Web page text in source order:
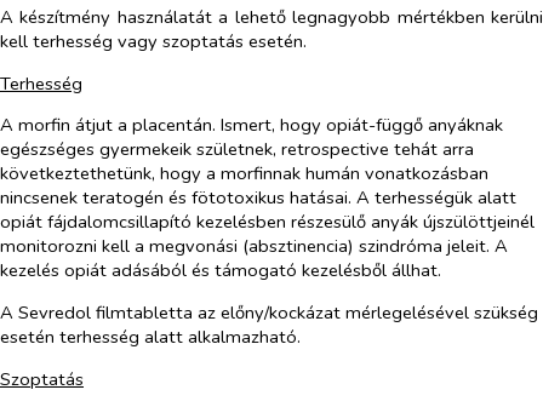
A készítmény használatát a lehető legnagyobb mértékben kerülni
kell terhesség vagy szoptatás esetén.
Terhesség
A morfin átjut a placentán. Ismert, hogy opiát-függő anyáknak
egészséges gyermekeik születnek, retrospective tehát arra
következtethetünk, hogy a morfinnak humán vonatkozásban
nincsenek teratogén és fötotoxikus hatásai. A terhességük alatt
opiát fájdalomcsillapító kezelésben részesülő anyák újszülöttjeinél
monitorozni kell a megvonási (absztinencia) szindróma jeleit. A
kezelés opiát adásából és támogató kezelésből állhat.
A Sevredol filmtabletta az előny/kockázat mérlegelésével szükség
esetén terhesség alatt alkalmazható.
Szoptatás